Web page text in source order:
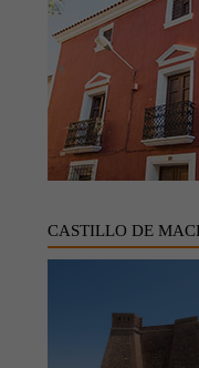
CASTILLO DE